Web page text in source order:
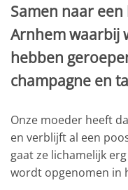
Samen naar
Arnhem waarbij
hebben
champagne en
Onze moeder heeft
en verblijft al een
gaat ze lichamelijk
wordt opgenomen in